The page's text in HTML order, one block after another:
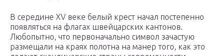
В середине XV веке белый крест начал постепенно
появляться на флагах швейцарских кантонов.
Любопытно, что первоначально символ зачастую
размещали на краях полотна на манер того, как это